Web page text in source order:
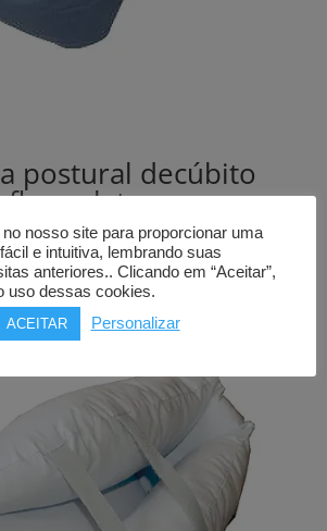
postural decúbito
flocos latex
nosso site para proporcionar uma
e intuitiva, lembrando suas
anteriores.. Clicando em “Aceitar”,
uso dessas cookies.
ACEITAR Personalizar